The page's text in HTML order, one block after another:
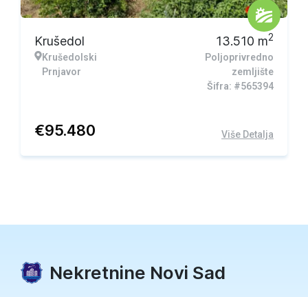
Krušedol
Krušedolski
Prnjavor
13.510 m2
Poljoprivredno
zemljište
Šifra: #565394
€95.480 Više Detalja
Nekretnine Novi Sad